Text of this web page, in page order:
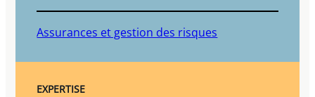
Assurances et gestion des risques
EXPERTISE